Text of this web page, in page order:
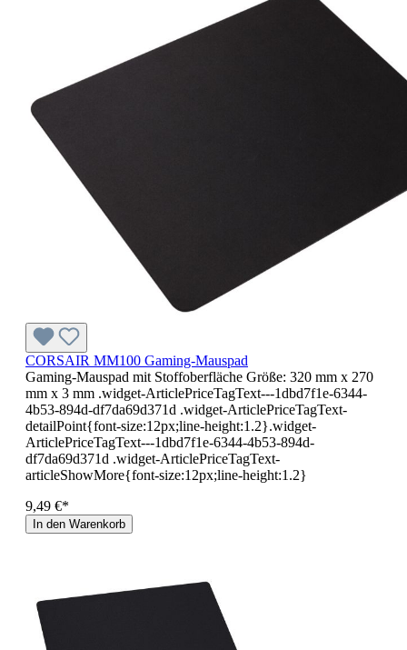
CORSAIR MM100 Gaming-Mauspad
Gaming-Mauspad mit Stoffoberfläche Größe: 320 mm x 270
mm x 3 mm .widget-ArticlePriceTagText---1dbd7f1e-6344-
4b53-894d-df7da69d371d .widget-ArticlePriceTagText-
detailPoint{font-size:12px;line-height:1.2}.widget-
ArticlePriceTagText---1dbd7f1e-6344-4b53-894d-
df7da69d371d .widget-ArticlePriceTagText-
articleShowMore{font-size:12px;line-height:1.2}
9,49 €*
In den Warenkorb